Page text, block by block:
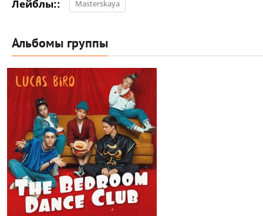
Лейблы:: Masterskaya
Альбомы группы